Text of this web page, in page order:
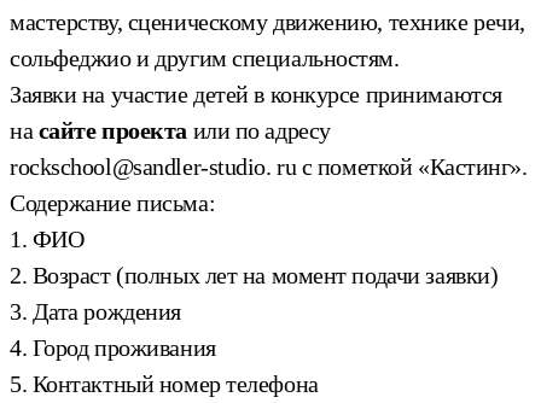
мастерству, сценическому движению, технике речи,
сольфеджио и другим специальностям.
Заявки на участие детей в конкурсе принимаются
на сайте проекта или по адресу
rockschool@sandler-studio. ru с пометкой «Кастинг».
Содержание письма:
1. ФИО
2. Возраст (полных лет на момент подачи заявки)
3. Дата рождения
4. Город проживания
5. Контактный номер телефона